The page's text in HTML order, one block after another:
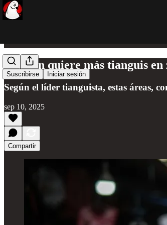
Suscribirse Iniciar sesión
Melitón quiere más tianguis
Según el líder tianguista, estas áreas,
sep 10, 2025
Compartir